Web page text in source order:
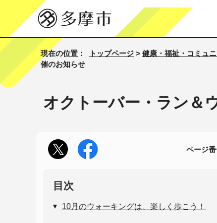
現在の位置： トップページ > 健康・福祉・コミュ
催のお知らせ
オクトーバー・ラン＆
ページ
目次
10月のウォーキングは、楽しく歩こう！